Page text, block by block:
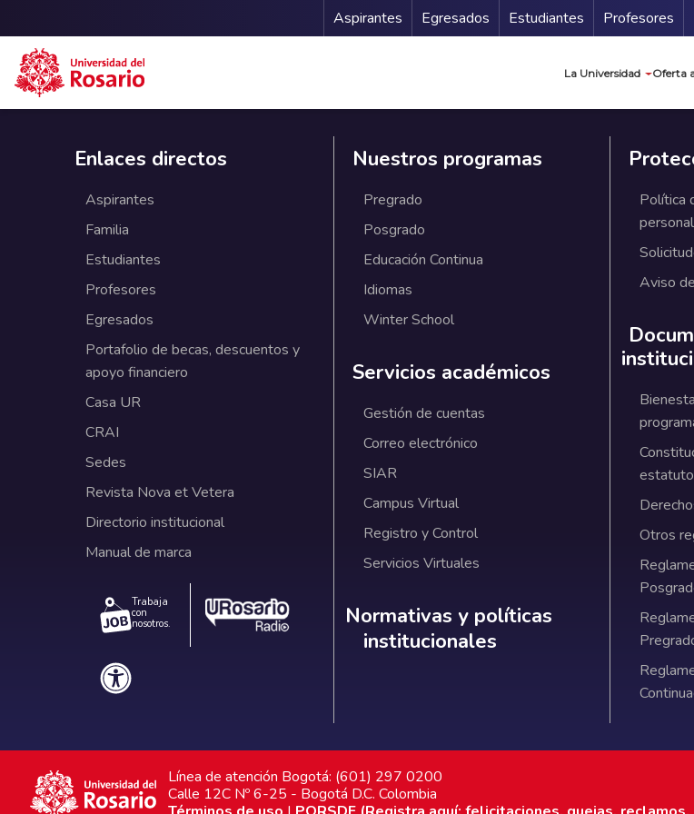
Menu Secundario
Aspirantes Egresados Estudiantes Profesores
La Universidad Oferta
Enlaces directos
Aspirantes
Familia
Estudiantes
Profesores
Egresados
Portafolio de becas, descuentos y
apoyo financiero
Casa UR
CRAI
Sedes
Revista Nova et Vetera
Directorio institucional
Manual de marca
Trabaja
con
nosotros.
Nuestros programas
Pregrado
Posgrado
Educación Continua
Idiomas
Winter School
Servicios académicos
Gestión de cuentas
Correo electrónico
SIAR
Campus Virtual
Registro y Control
Servicios Virtuales
Normativas y políticas
Normativas y políticas
institucionales
Política
Aviso
Otros
Línea de atención Bogotá: (601) 297 0200
Calle 12C Nº 6-25 - Bogotá D.C. Colombia